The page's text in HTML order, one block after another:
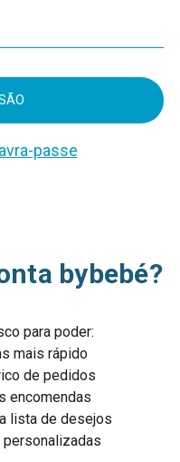
passe
bybebé?
para poder:
mais rápido
de pedidos
encomendas
lista de desejos